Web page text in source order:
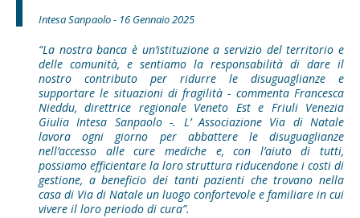
Intesa Sanpaolo - 16 Gennaio 2025
“La nostra banca è un’istituzione a servizio del territorio e
delle comunità, e sentiamo la responsabilità di dare il
nostro contributo per ridurre le disuguaglianze e
supportare le situazioni di fragilità - commenta Francesca
Nieddu, direttrice regionale Veneto Est e Friuli Venezia
Giulia Intesa Sanpaolo -. L’ Associazione Via di Natale
lavora ogni giorno per abbattere le disuguaglianze
nell’accesso alle cure mediche e, con l’aiuto di tutti,
possiamo efficientare la loro struttura riducendone i costi di
gestione, a beneficio dei tanti pazienti che trovano nella
casa di Via di Natale un luogo confortevole e familiare in cui
vivere il loro periodo di cura”.